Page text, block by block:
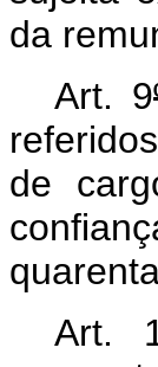
da
Art. 9
de
Art.